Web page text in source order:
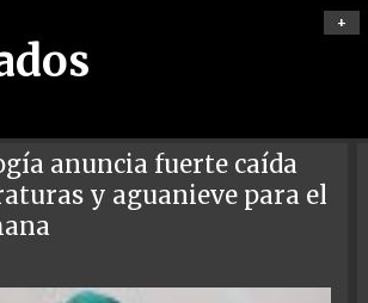
+
anuncia fuerte caída
y aguanieve para el